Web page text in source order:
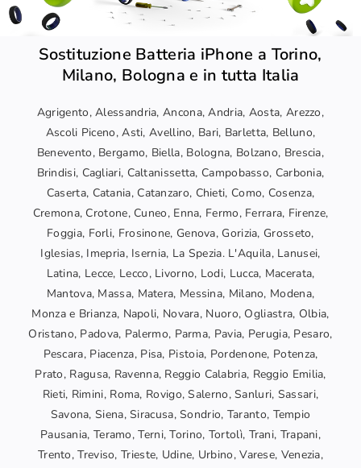
Sostituzione Batteria iPhone a Torino,
Milano, Bologna e in tutta Italia
Agrigento, Alessandria, Ancona, Andria, Aosta, Arezzo,
Ascoli Piceno, Asti, Avellino, Bari, Barletta, Belluno,
Benevento, Bergamo, Biella, Bologna, Bolzano, Brescia,
Brindisi, Cagliari, Caltanissetta, Campobasso, Carbonia,
Caserta, Catania, Catanzaro, Chieti, Como, Cosenza,
Cremona, Crotone, Cuneo, Enna, Fermo, Ferrara, Firenze,
Foggia, Forli, Frosinone, Genova, Gorizia, Grosseto,
Iglesias, Imepria, Isernia, La Spezia. L'Aquila, Lanusei,
Latina, Lecce, Lecco, Livorno, Lodi, Lucca, Macerata,
Mantova, Massa, Matera, Messina, Milano, Modena,
Monza e Brianza, Napoli, Novara, Nuoro, Ogliastra, Olbia,
Oristano, Padova, Palermo, Parma, Pavia, Perugia, Pesaro,
Pescara, Piacenza, Pisa, Pistoia, Pordenone, Potenza,
Prato, Ragusa, Ravenna, Reggio Calabria, Reggio Emilia,
Rieti, Rimini, Roma, Rovigo, Salerno, Sanluri, Sassari,
Savona, Siena, Siracusa, Sondrio, Taranto, Tempio
Pausania, Teramo, Terni, Torino, Tortolì, Trani, Trapani,
Trento, Treviso, Trieste, Udine, Urbino, Varese, Venezia,